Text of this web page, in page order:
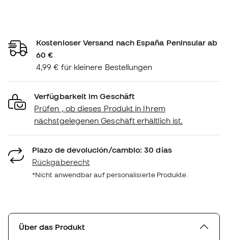
Kostenloser Versand nach España Peninsular ab
60 €
4,99 € für kleinere Bestellungen
Verfügbarkeit im Geschäft
Prüfen , ob dieses Produkt in Ihrem
nächstgelegenen Geschäft erhältlich ist.
Plazo de devolución/cambio: 30 días
Rückgaberecht
*Nicht anwendbar auf personalisierte Produkte.
Über das Produkt